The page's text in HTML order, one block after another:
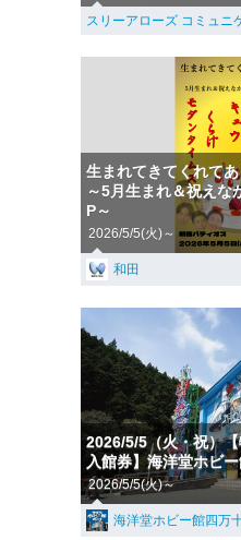
スリーアローズ コミュニ
生まれてきてくれて
～5月生まれ＆祝えな
P～
2026/5/5(火)～
和田
2026/5/5（火・祝）
入館券】海洋堂ホビ
2026/5/5(火)～
海洋堂ホビー館四万